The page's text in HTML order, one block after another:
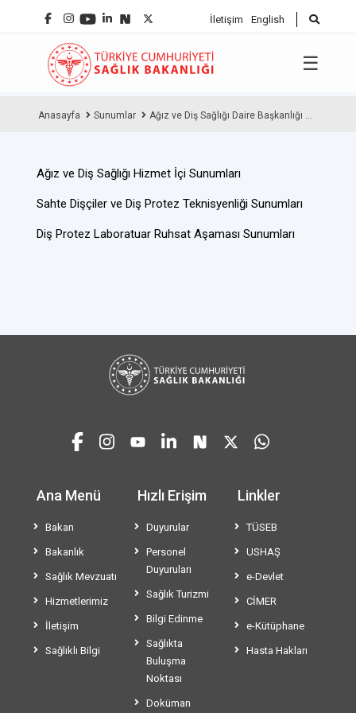
İletişim English
☰
Anasayfa Sunumlar Ağız ve Diş Sağlığı Daire Başkanlığı ...
Ağız ve Diş Sağlığı Hizmet İçi Sunumları
Sahte Dişçiler ve Diş Protez Teknisyenliği Sunumları
Diş Protez Laboratuar Ruhsat Aşaması Sunumları
Ana Menü
Bakan
Bakanlık
Sağlık Mevzuatı
Hizmetlerimiz
İletişim
Sağlıklı Bilgi
Hızlı Erişim
Duyurular
Personel
Duyuruları
Sağlık Turizmi
Bilgi Edinme
Sağlıkta
Buluşma
Noktası
Doküman
Linkler
TÜSEB
USHAŞ
e-Devlet
CİMER
e-Kütüphane
Hasta Hakları